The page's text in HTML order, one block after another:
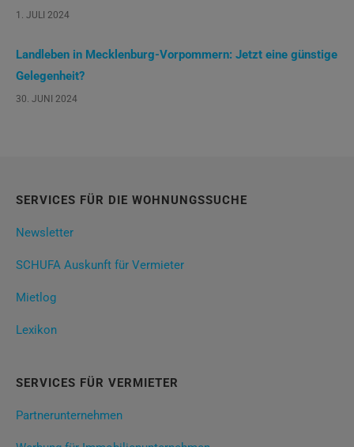
1. JULI 2024
Landleben in Mecklenburg-Vorpommern: Jetzt eine günstige
Gelegenheit?
30. JUNI 2024
SERVICES FÜR DIE WOHNUNGSSUCHE
Newsletter
SCHUFA Auskunft für Vermieter
Mietlog
Lexikon
SERVICES FÜR VERMIETER
Partnerunternehmen